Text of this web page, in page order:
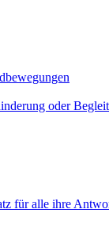
oder
für alle ihre